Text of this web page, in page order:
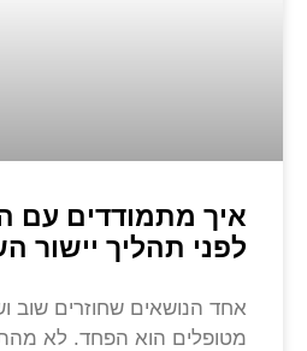
איך מתמודדים עם
לפני תהליך יישור
אחד הנושאים שחוזרים שוב
מטופלים הוא הפחד. לא